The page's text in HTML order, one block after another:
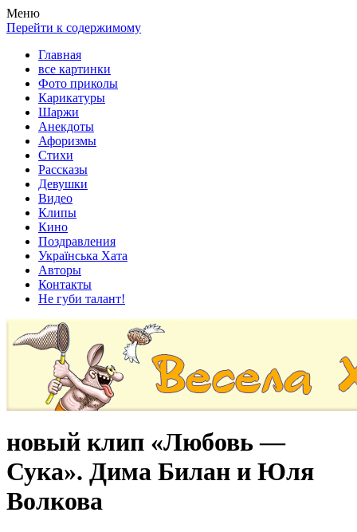
Весела хата — прикольные картинки, смешные истории,
клипы!
Покажем всем ваши фото приколы, карикатуры, шаржи, стихи,
рассказы, видео и песни!
Меню
Перейти к содержимому
Главная
все картинки
Фото приколы
Карикатуры
Шаржи
Анекдоты
Афоризмы
Стихи
Рассказы
Девушки
Видео
Клипы
Кино
Поздравления
Українська Хата
Авторы
Контакты
Не губи талант!
новый клип «Любовь —
Сука». Дима Билан и Юля
Волкова